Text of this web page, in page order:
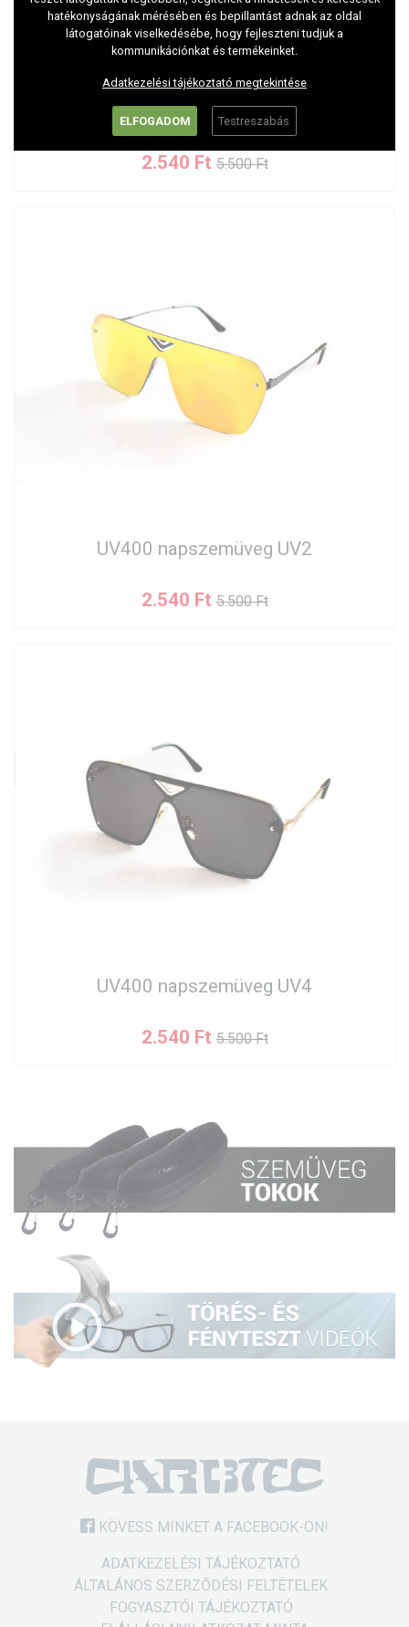
UV400 napszemüveg UV1
2.540 Ft 5.500 Ft
UV400 napszemüveg UV2
2.540 Ft 5.500 Ft
UV400 napszemüveg UV4
2.540 Ft 5.500 Ft
KÖVESS MINKET A FACEBOOK-ON!
ADATKEZELÉSI TÁJÉKOZTATÓ
ÁLTALÁNOS SZERZŐDÉSI FELTÉTELEK
FOGYASZTÓI TÁJÉKOZTATÓ
hatékonyságának mérésében és bepillantást adnak az oldal
látogatóinak viselkedésébe, hogy fejleszteni tudjuk a
kommunikációnkat és termékeinket.
Adatkezelési tájékoztató megtekintése
ELFOGADOM Testreszabás